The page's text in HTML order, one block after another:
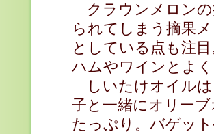
クラウンメロンの
られてしまう摘果
としている点も注
ハムやワインとよ
しいたけオイルは
子と一緒にオリー
たっぷり。バゲッ